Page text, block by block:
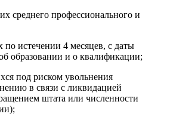
среднего профессионального и
истечении 4 месяцев, с даты
образовании и о квалификации;
под риском увольнения
в связи с ликвидацией
штата или численности